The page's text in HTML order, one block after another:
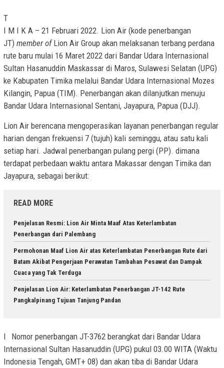
T
I M I K A – 21 Februari 2022. Lion Air (kode penerbangan
JT) member ofLion Air Group akan melaksanan terbang perdana
rute baru mulai 16 Maret 2022 dari Bandar Udara Internasional
Sultan Hasanuddin Maskassar di Maros, Sulawesi Selatan (UPG)
ke Kabupaten Timika melalui Bandar Udara Internasional Mozes
Kilangin, Papua (TIM). Penerbangan akan dilanjutkan menuju
Bandar Udara Internasional Sentani, Jayapura, Papua (DJJ).
Lion Air berencana mengoperasikan layanan penerbangan regular
harian dengan frekuensi 7 (tujuh) kali seminggu, atau satu kali
setiap hari. Jadwal penerbangan pulang pergi (PP). dimana
terdapat perbedaan waktu antara Makassar dengan Timika dan
Jayapura, sebagai berikut:
READ MORE
Penjelasan Resmi: Lion Air Minta Maaf Atas Keterlambatan
Penerbangan dari Palembang
Permohonan Maaf Lion Air atas Keterlambatan Penerbangan Rute dari
Batam Akibat Pengerjaan Perawatan Tambahan Pesawat dan Dampak
Cuaca yang Tak Terduga
Penjelasan Lion Air: Keterlambatan Penerbangan JT-142 Rute
Pangkalpinang Tujuan Tanjung Pandan
l Nomor penerbangan JT-3762 berangkat dari Bandar Udara
Internasional Sultan Hasanuddin (UPG) pukul 03.00 WITA (Waktu
Indonesia Tengah, GMT+ 08) dan akan tiba di Bandar Udara